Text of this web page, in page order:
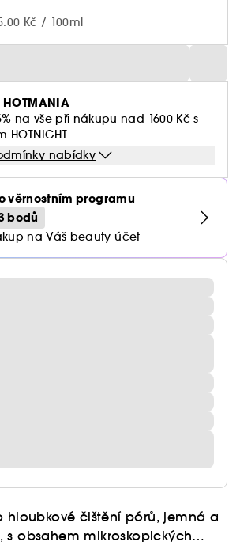
Kč / 100ml
na vše při nákupu nad 1600 Kč s
HOTNIGHT
nabídky
věrnostním programu
bodů
na Váš beauty účet
hloubkové čištění pórů, jemná a
s obsahem mikroskopických